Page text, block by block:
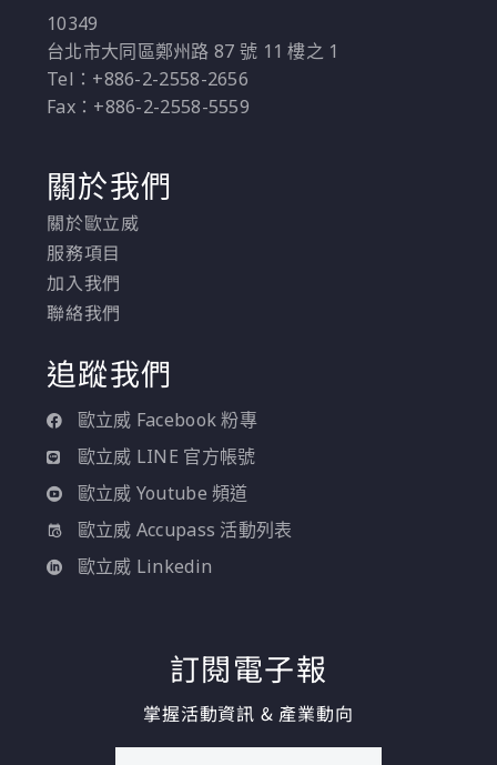
10349
台北市大同區鄭州路 87 號 11 樓之 1
Tel：+886-2-2558-2656
Fax：+886-2-2558-5559
關於我們
關於歐立威
服務項目
加入我們
聯絡我們
追蹤我們
歐立威 Facebook 粉專
歐立威 LINE 官方帳號
歐立威 Youtube 頻道
歐立威 Accupass 活動列表
歐立威 Linkedin
訂閱電子報
掌握活動資訊 & 產業動向